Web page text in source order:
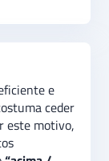
e
ceder
este motivo,